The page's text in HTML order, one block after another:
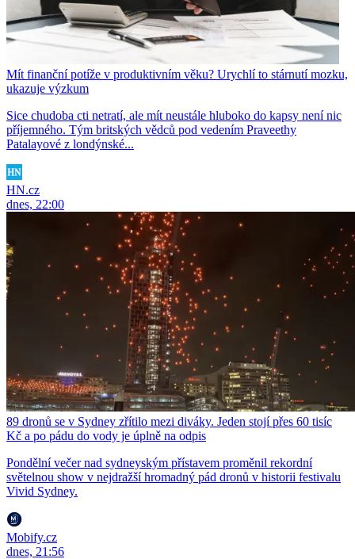
Mít finanční potíže v produktivním věku? Urychlí to stárnutí mozku,
ukazuje výzkum
Sice chudoba cti netratí, ale mít neustále hluboko do kapsy není nic
příjemného. Tým britských vědců pod vedením Praveethy
Patalayové z londýnské...
HN.cz
dnes, 22:00
89 dronů se v Sydney zřítilo mezi diváky. Jeden stojí přes 60 tisíc
Kč a po pádu do vody je úplně na odpis
Pondělní večer nad sydneyským přístavem proměnil rekordní
světelnou show v nejdražší hromadný pád dronů v historii festivalu
Vivid Sydney.
Mobify.cz
dnes, 21:56